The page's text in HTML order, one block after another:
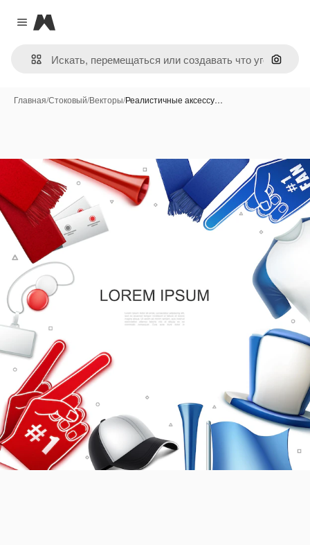
Close menu
Magnific
Поиск
Главная/Стоковый/Векторы/Реалистичные аксессу…